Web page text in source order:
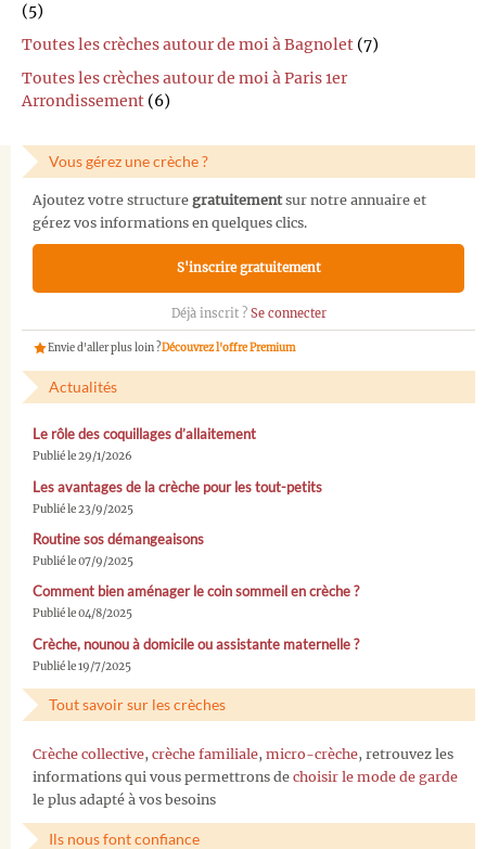
(5)
Toutes les crèches autour de moi à Bagnolet (7)
Toutes les crèches autour de moi à Paris 1er
Arrondissement (6)
Vous gérez une crèche ?
Ajoutez votre structure gratuitementsur notre annuaire et
gérez vos informations en quelques clics.
S'inscrire gratuitement
Déjà inscrit ? Se connecter
Envie d'aller plus loin ?Découvrez l'offre Premium
Actualités
Le rôle des coquillages d’allaitement
Publié le 29/1/2026
Les avantages de la crèche pour les tout-petits
Publié le 23/9/2025
Routine sos démangeaisons
Publié le 07/9/2025
Comment bien aménager le coin sommeil en crèche ?
Publié le 04/8/2025
Crèche, nounou à domicile ou assistante maternelle ?
Publié le 19/7/2025
Tout savoir sur les crèches
Crèche collective, crèche familiale, micro-crèche, retrouvez les
informations qui vous permettrons de choisir le mode de garde
le plus adapté à vos besoins
Ils nous font confiance